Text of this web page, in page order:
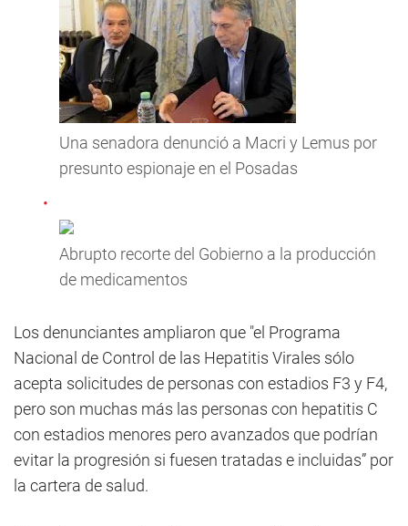
Una senadora denunció a Macri y Lemus por
presunto espionaje en el Posadas
Abrupto recorte del Gobierno a la producción
de medicamentos
Los denunciantes ampliaron que "el Programa
Nacional de Control de las Hepatitis Virales sólo
acepta solicitudes de personas con estadios F3 y F4,
pero son muchas más las personas con hepatitis C
con estadios menores pero avanzados que podrían
evitar la progresión si fuesen tratadas e incluidas” por
la cartera de salud.